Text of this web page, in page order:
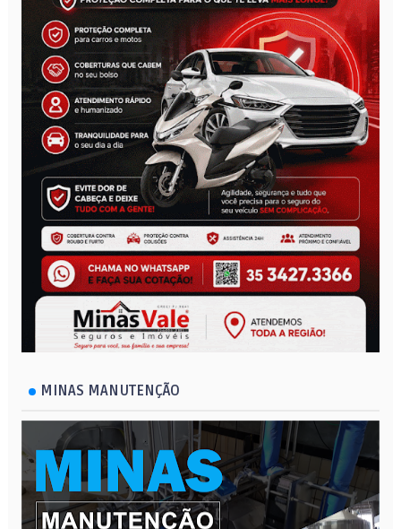
MINAS MANUTENÇÃO